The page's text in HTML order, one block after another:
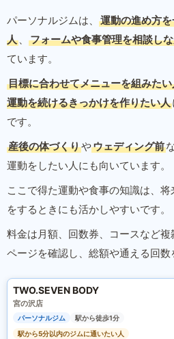
パーソナルジムは、
運動の進め方
人 、 フォームや食事管理を相談し
ています。
目標に合わせてメニューを組みた
運動を続けるきっかけを作りたい人
です。
産後の体づくりやウェディング前
運動をしたい人にも向いています。
ここで得た運動や食事の知識は、
をするときにも活かしやすいです。
料金は月額、回数券、コースなど
ページを確認し、総額や通える回数
TWO.SEVEN BODY
宮の沢店
パーソナルジム
駅から徒歩1分
駅から5分以内のジムに通いたい人